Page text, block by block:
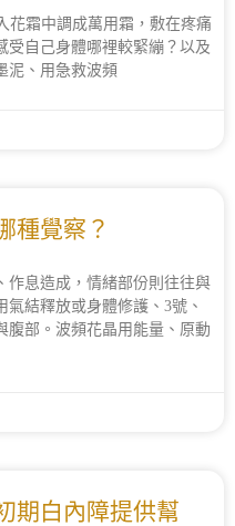
花霜中調成萬用霜，敷在疼痛
受自己身體哪裡較緊繃？以及
泥、用急救波頻
種覺察？
作息造成，情緒部份則往往與
結釋放或身體修護、3號、
腹部。波頻花晶用能量、原動
期白內障提供幫